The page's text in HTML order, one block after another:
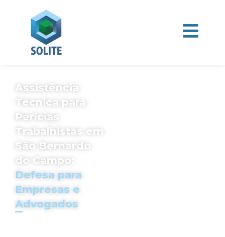
Assistência
Técnica para
Perícias
Trabalhistas em
São Bernardo
do Campo:
Defesa para
Empresas e
Advogados